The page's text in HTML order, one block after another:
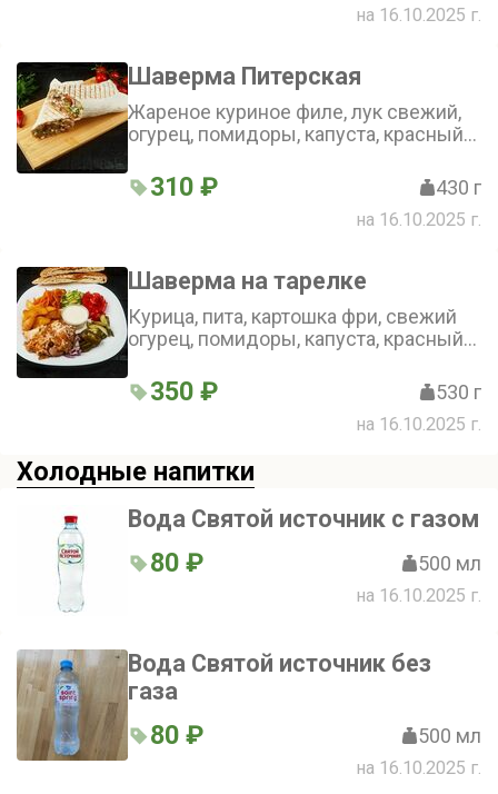
на 16.10.2025 г.
Шаверма Питерская
Жареное куриное филе, лук свежий,
огурец, помидоры, капуста, красный
310 ₽ 430 г
на 16.10.2025 г.
Шаверма на тарелке
Курица, пита, картошка фри, свежий
огурец, помидоры, капуста, красный
350 ₽ 530 г
на 16.10.2025 г.
Холодные напитки
Вода Святой источник с газом
80 ₽ 500 мл
на 16.10.2025 г.
Вода Святой источник без
газа
80 ₽ 500 мл
на 16.10.2025 г.